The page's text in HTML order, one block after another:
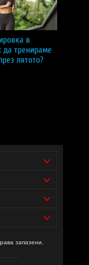
доза.
хранене.
от деца.
в
да тренираме
лятото?
запазени.